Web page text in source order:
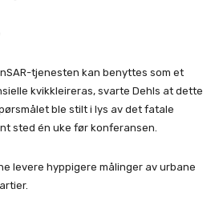
tjenesten kan benyttes som et
kvikkleireras, svarte Dehls at dette
ble stilt i lys av det fatale
sted én uke før konferansen.
levere hyppigere målinger av urbane